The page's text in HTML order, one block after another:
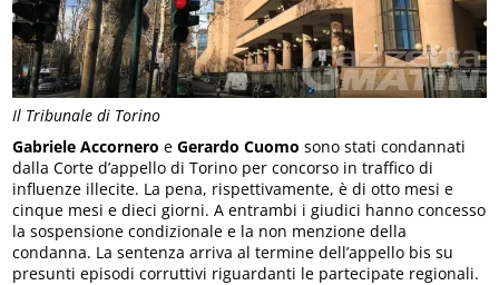
Il Tribunale di Torino
Gabriele Accornero eGerardo Cuomo sono stati condannati
dalla Corte d’appello di Torino per concorso in traffico di
influenze illecite. La pena, rispettivamente, è di otto mesi e
cinque mesi e dieci giorni. A entrambi i giudici hanno concesso
la sospensione condizionale e la non menzione della
condanna. La sentenza arriva al termine dell’appello bis su
presunti episodi corruttivi riguardanti le partecipate regionali.